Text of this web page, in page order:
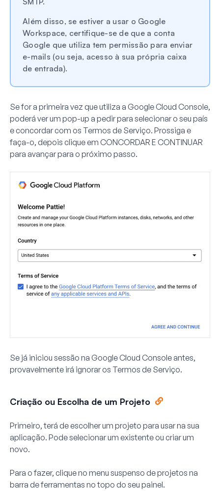
Além disso, se estiver a usar o Google
Workspace, certifique-se de que a conta
Google que utiliza tem permissão para enviar
e-mails (ou seja, acesso à sua própria caixa
de entrada).
Se for a primeira vez que utiliza a Google Cloud Console,
poderá ver um pop-up a pedir para selecionar o seu país
e concordar com os Termos de Serviço. Prossiga e
faça-o, depois clique em CONCORDAR E CONTINUAR
para avançar para o próximo passo.
Se já iniciou sessão na Google Cloud Console antes,
provavelmente irá ignorar os Termos de Serviço.
Criação ou Escolha de um Projeto
Primeiro, terá de escolher um projeto para usar na sua
aplicação. Pode selecionar um existente ou criar um
novo.
Para o fazer, clique no menu suspenso de projetos na
barra de ferramentas no topo do seu painel.